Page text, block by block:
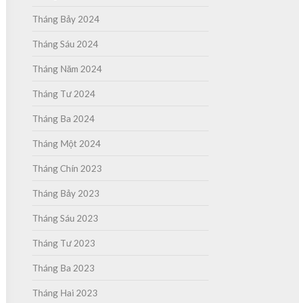
Tháng Bảy 2024
Tháng Sáu 2024
Tháng Năm 2024
Tháng Tư 2024
Tháng Ba 2024
Tháng Một 2024
Tháng Chín 2023
Tháng Bảy 2023
Tháng Sáu 2023
Tháng Tư 2023
Tháng Ba 2023
Tháng Hai 2023